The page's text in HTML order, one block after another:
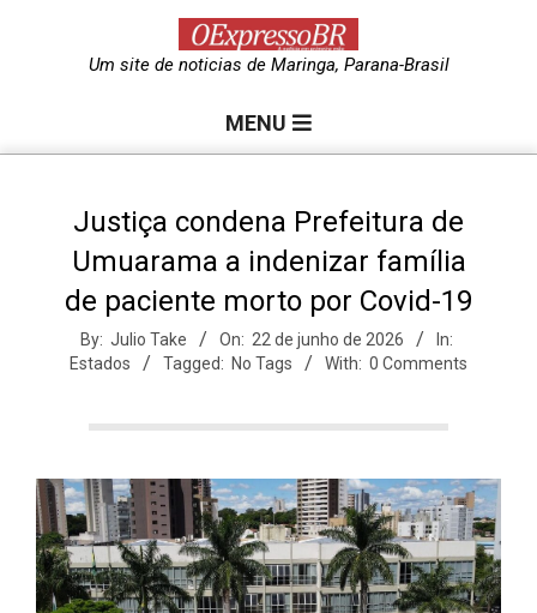
e
s
s
Um site de noticias de Maringa, Parana-Brasil
MENU
Justiça condena Prefeitura de
Umuarama a indenizar família
de paciente morto por Covid-19
By: Julio Take On: 22 de junho de 2026
In:
Estados
Tagged: No Tags With: 0 Comments